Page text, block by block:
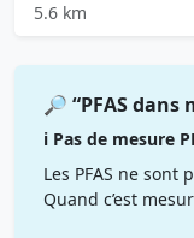
5.6 km
🔎 “PFAS dans
ℹ️ Pas de mesure
Les PFAS ne sont
Quand c’est